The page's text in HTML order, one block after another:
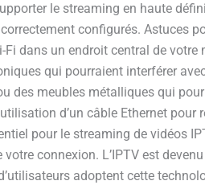
le streaming en haute
configurés. Astuces
dans un endroit central de votre
qui pourraient interférer
des meubles métalliques qui
d’un câble Ethernet pour
pour le streaming de vidéos
connexion. L’IPTV est
adoptent cette